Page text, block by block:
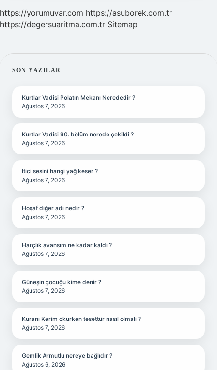
https://yorumuvar.com https://asuborek.com.tr
https://degersuaritma.com.tr Sitemap
SIDEBAR
SON YAZILAR
Kurtlar Vadisi Polatın Mekanı Nerededir ?
Ağustos 7, 2026
Kurtlar Vadisi 90. bölüm nerede çekildi ?
Ağustos 7, 2026
Itici sesini hangi yağ keser ?
Ağustos 7, 2026
Hoşaf diğer adı nedir ?
Ağustos 7, 2026
Harçlık avansım ne kadar kaldı ?
Ağustos 7, 2026
Güneşin çocuğu kime denir ?
Ağustos 7, 2026
Kuranı Kerim okurken tesettür nasıl olmalı ?
Ağustos 7, 2026
Gemlik Armutlu nereye bağlıdır ?
Ağustos 6, 2026